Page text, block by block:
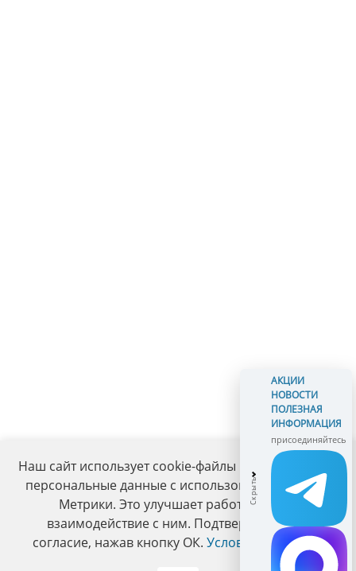
Наш сайт использует cookie-файлы и обрабатывает
персональные данные с использованием Яндекс
Метрики. Это улучшает работу сайта и
взаимодействие с ним. Подтвердите ваше
согласие, нажав кнопку ОК. Условия политики.
АКЦИИ
НОВОСТИ
ПОЛЕЗНАЯ
ИНФОРМАЦИЯ
присоединяйтесь